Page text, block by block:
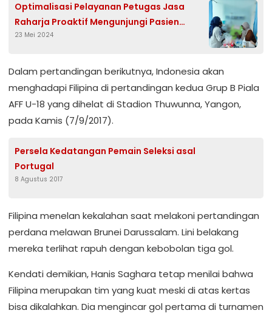
Optimalisasi Pelayanan Petugas Jasa
Raharja Proaktif Mengunjungi Pasien
Kecelakaan Lalu Lintas
23 Mei 2024
Dalam pertandingan berikutnya, Indonesia akan
menghadapi Filipina di pertandingan kedua Grup B Piala
AFF U-18 yang dihelat di Stadion Thuwunna, Yangon,
pada Kamis (7/9/2017).
Persela Kedatangan Pemain Seleksi asal
Portugal
8 Agustus 2017
Filipina menelan kekalahan saat melakoni pertandingan
perdana melawan Brunei Darussalam. Lini belakang
mereka terlihat rapuh dengan kebobolan tiga gol.
Kendati demikian, Hanis Saghara tetap menilai bahwa
Filipina merupakan tim yang kuat meski di atas kertas
bisa dikalahkan. Dia mengincar gol pertama di turnamen